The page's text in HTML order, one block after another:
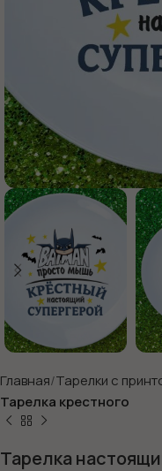
Главная Тарелки с
Тарелка крестного
Тарелка